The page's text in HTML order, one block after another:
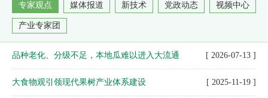
专家观点 媒体报道 新技术 党政动态 视频中心
产业专家团
品种老化、分级不足，本地瓜难以进入大流通 [ 2026-07-13 ]
大食物观引领现代果树产业体系建设 [ 2025-11-19 ]